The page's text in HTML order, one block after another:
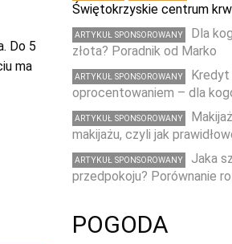
Do 5
ma
Świętokrzyskie centrum
ARTYKUŁ SPONSOROWANY
Dla
złota? Poradnik od Marko
ARTYKUŁ SPONSOROWANY
Kredyt
oprocentowaniem – dla
ARTYKUŁ SPONSOROWANY
makijażu, czyli jak
ARTYKUŁ SPONSOROWANY
Jaka
przedpokoju? Porównanie
POGODA